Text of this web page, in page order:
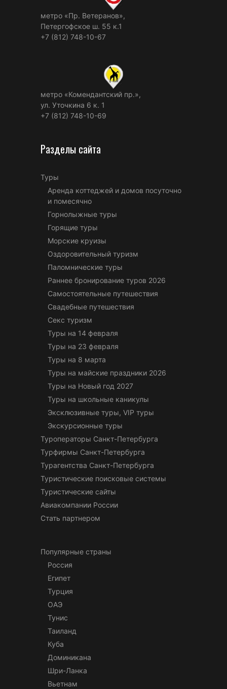
метро «Пр. Ветеранов»,
Петергофское ш. 55 к.1
+7 (812) 748-10-67
метро «Комендантский пр.»,
ул. Уточкина 6 к. 1
+7 (812) 748-10-69
Разделы сайта
Туры
Аренда коттеджей и домов посуточно
и помесячно
Горнолыжные туры
Горящие туры
Морские круизы
Оздоровительный туризм
Паломнические туры
Раннее бронирование туров 2026
Самостоятельные путешествия
Свадебные путешествия
Секс туризм
Туры на 14 февраля
Туры на 23 февраля
Туры на 8 марта
Туры на майские праздники 2026
Туры на Новый год 2027
Туры на школьные каникулы
Эксклюзивные туры, VIP туры
Экскурсионные туры
Туроператоры Санкт-Петербурга
Турфирмы Санкт-Петербурга
Турагентства Санкт-Петербурга
Туристические поисковые системы
Туристические сайты
Авиакомпании России
Стать партнером
Популярные страны
Россия
Египет
Турция
ОАЭ
Тунис
Таиланд
Куба
Доминикана
Шри-Ланка
Вьетнам